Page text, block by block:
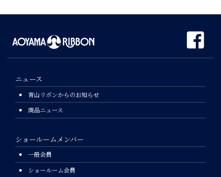
ニュース
青山リボンからのお知らせ
商品ニュース
ショールームメンバー
一般会員
ショールーム会員